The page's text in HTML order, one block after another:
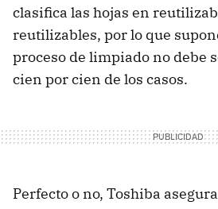
clasifica las hojas en
reutilizables, por lo que
proceso de limpiado no debe
cien por cien de los casos.
Perfecto o no, Toshiba